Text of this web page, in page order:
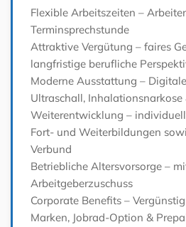
Flexible Arbeitszeiten –
Terminsprechstunde
Attraktive Vergütung – faires
langfristige berufliche
Moderne Ausstattung –
Ultraschall,
Weiterentwicklung –
Fort- und Weiterbildungen
Verbund
Betriebliche Altersvorsorge –
Arbeitgeberzuschuss
Corporate Benefits –
Marken, Jobrad-Option &